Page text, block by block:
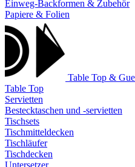
Einweg-Backformen & Zubehör
Papiere & Folien
Table Top &
Table Top
Servietten
Bestecktaschen und -servietten
Tischsets
Tischmitteldecken
Tischläufer
Tischdecken